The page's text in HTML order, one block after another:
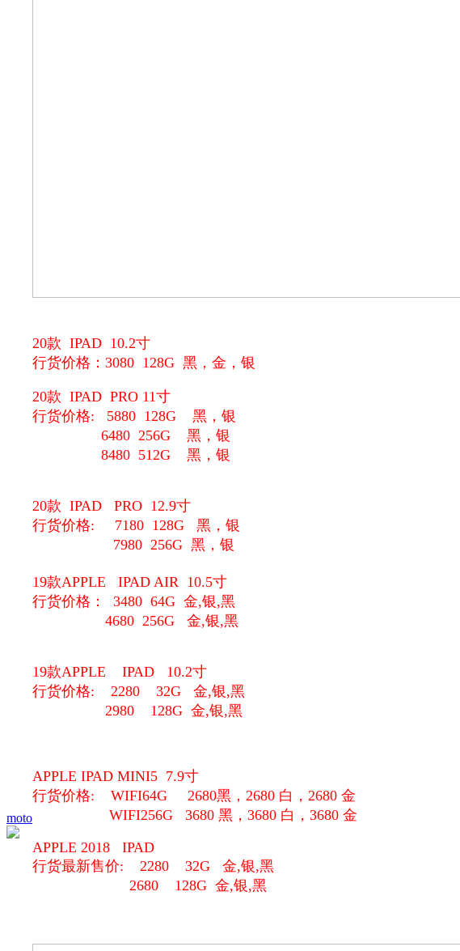
moto
20款 IPAD 10.2寸
行货价格：3080 128G 黑，金，银
20款 IPAD PRO 11寸
行货价格: 5880 128G 黑，银
6480 256G 黑，银
8480 512G 黑，银
20款 IPAD PRO 12.9寸
行货价格: 7180 128G 黑，银
7980 256G 黑，银
19款APPLE IPAD AIR 10.5寸
行货价格： 3480 64G 金,银,黑
4680 256G 金,银,黑
19款APPLE IPAD 10.2寸
行货价格: 2280 32G 金,银,黑
2980 128G 金,银,黑
APPLE IPAD MINI5 7.9寸
行货价格: WIFI64G 2680黑，2680 白，2680 金
WIFI256G 3680 黑，3680 白，3680 金
APPLE 2018 IPAD
行货最新售价: 2280 32G 金,银,黑
2680 128G 金,银,黑